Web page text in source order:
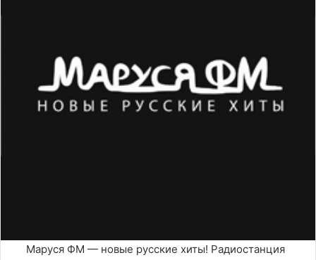
Маруся ФМ — новые русские хиты! Радиостанция